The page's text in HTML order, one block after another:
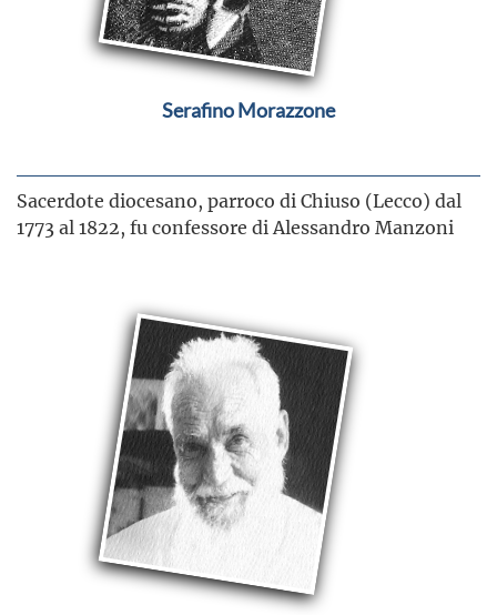
Serafino Morazzone
Sacerdote diocesano, parroco di Chiuso (Lecco) dal
1773 al 1822, fu confessore di Alessandro Manzoni